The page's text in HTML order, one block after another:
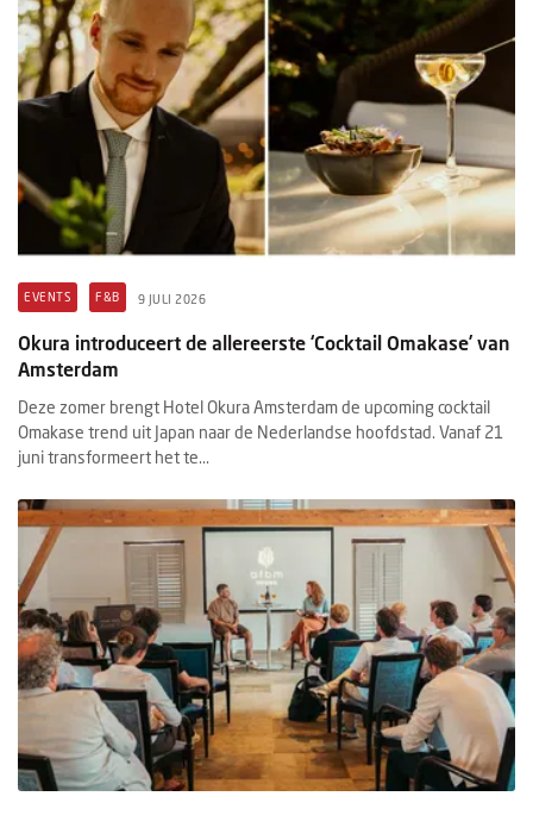
EVENTS F&B 9 JULI 2026
Okura introduceert de allereerste ‘Cocktail Omakase’ van
Amsterdam
Deze zomer brengt Hotel Okura Amsterdam de upcoming cocktail
Omakase trend uit Japan naar de Nederlandse hoofdstad. Vanaf 21
juni transformeert het te...